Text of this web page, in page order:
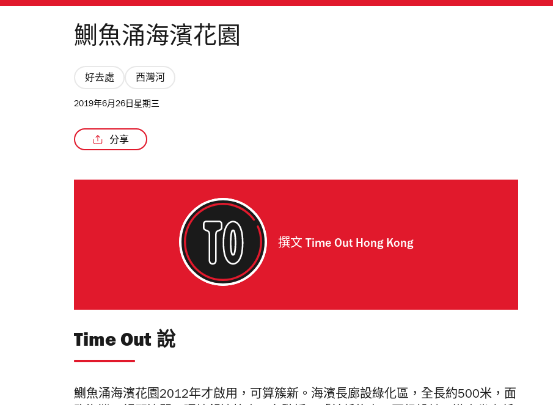
鰂魚涌海濱花園
好去處 西灣河
2019年6月26日星期三
分享
撰文 Time Out Hong Kong
Time Out 說
鰂魚涌海濱花園2012年才啟用，可算簇新。海濱長廊設綠化區，全長約500米，面